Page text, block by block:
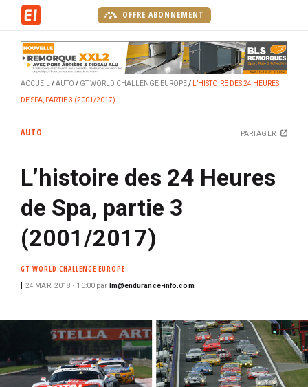
i
l
OFFRE ABONNEMENT
ACCUEIL AUTO GT WORLD CHALLENGE EUROPE L’HISTOIRE DES 24 HEURES
DE SPA, PARTIE 3 (2001/2017)
AUTO PARTAGER
L’histoire des 24 Heures
de Spa, partie 3
(2001/2017)
GT WORLD CHALLENGE EUROPE
24 MAR. 2018 • 10:00 par lm@endurance-info.com